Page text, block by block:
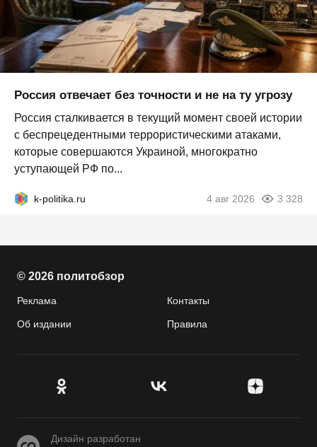
Россия отвечает без точности и не на ту угрозу
Россия сталкивается в текущий момент своей истории
с беспрецедентными террористическими атаками,
которые совершаются Украиной, многократно
уступающей РФ по...
k-politika.ru 4 авг 2026 3 328
© 2026 политобзор
Реклама Контакты
Об издании Правила